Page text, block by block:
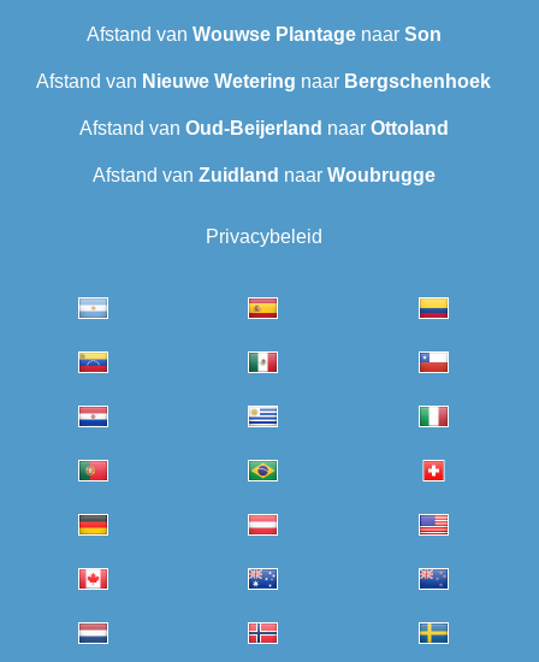
Afstand van Wouwse Plantagenaar Son
Afstand van Nieuwe Wetering naar Bergschenhoek
Afstand van Oud-Beijerland naar Ottoland
Afstand van Zuidland naar Woubrugge
Privacybeleid